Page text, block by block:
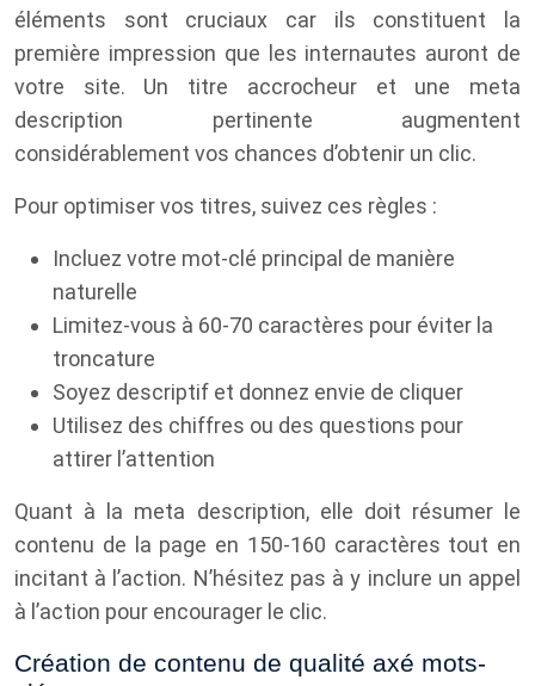
éléments sont cruciaux car ils constituent la
première impression que les internautes auront de
votre site. Un titre accrocheur et une meta
description pertinente augmentent
considérablement vos chances d’obtenir un clic.
Pour optimiser vos titres, suivez ces règles :
Incluez votre mot-clé principal de manière
naturelle
Limitez-vous à 60-70 caractères pour éviter la
troncature
Soyez descriptif et donnez envie de cliquer
Utilisez des chiffres ou des questions pour
attirer l’attention
Quant à la meta description, elle doit résumer le
contenu de la page en 150-160 caractères tout en
incitant à l’action. N’hésitez pas à y inclure un appel
à l’action pour encourager le clic.
Création de contenu de qualité axé mots-